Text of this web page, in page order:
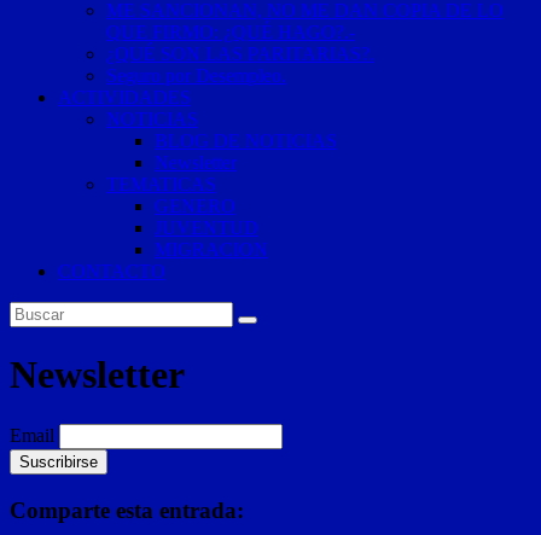
ME SANCIONAN, NO ME DAN COPIA DE LO
QUE FIRMO: ¿QUÉ HAGO?.-
¿QUÉ SON LAS PARITARIAS?.
Seguro por Desempleo.
ACTIVIDADES
NOTICIAS
BLOG DE NOTICIAS
Newsletter
TEMATICAS
GENERO
JUVENTUD
MIGRACION
CONTACTO
Newsletter
Email
Comparte esta entrada: